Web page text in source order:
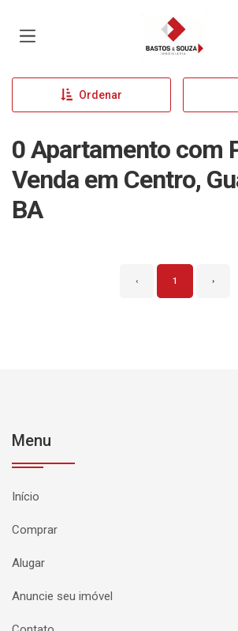
Página inicial
Ordenar
0 Apartamento com
Venda em Centro,
BA
‹ 1 ›
Menu
Início
Comprar
Alugar
Anuncie seu imóvel